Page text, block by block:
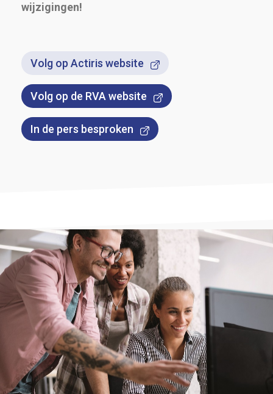
wijzigingen!
Volg op Actiris website
Volg op de RVA website
In de pers besproken